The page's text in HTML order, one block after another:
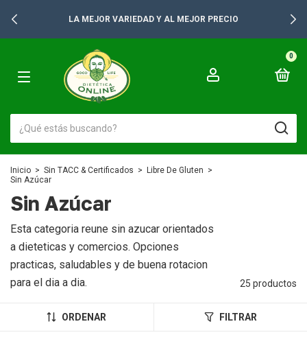
+2500 PRODUCTOS PARA TUS GONDOLAS
0
Inicio > Sin TACC & Certificados > Libre De Gluten >
Sin Azúcar
Sin Azúcar
Esta categoria reune sin azucar orientados
a dieteticas y comercios. Opciones
practicas, saludables y de buena rotacion
para el dia a dia.
25 productos
ORDENAR FILTRAR